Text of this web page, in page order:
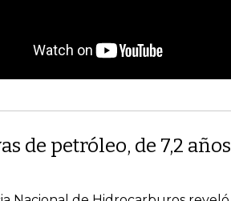
de petróleo, de 7,2 años